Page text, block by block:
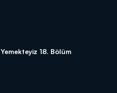
Yemekteyiz 18. Bölüm